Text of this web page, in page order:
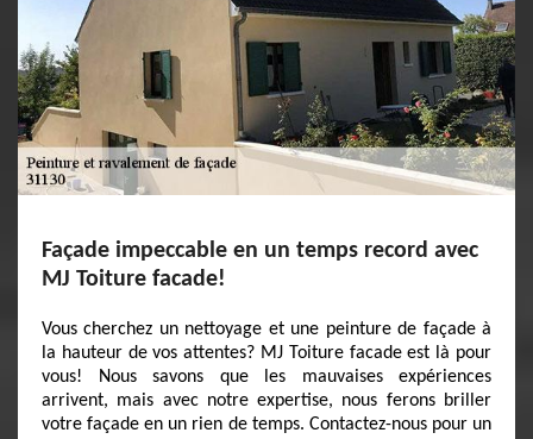
Façade impeccable en un temps record avec
MJ Toiture facade!
Vous cherchez un nettoyage et une peinture de façade à
la hauteur de vos attentes? MJ Toiture facade est là pour
vous! Nous savons que les mauvaises expériences
arrivent, mais avec notre expertise, nous ferons briller
votre façade en un rien de temps. Contactez-nous pour un